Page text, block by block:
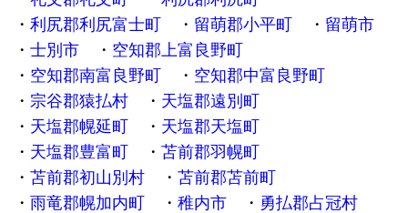
利尻郡利尻富士町
留萌郡小平町
留萌市
士別市
空知郡上富良野町
空知郡南富良野町
空知郡中富良野町
宗谷郡猿払村
天塩郡遠別町
天塩郡幌延町
天塩郡天塩町
天塩郡豊富町
苫前郡羽幌町
苫前郡初山別村
苫前郡苫前町
雨竜郡幌加内町
稚内市 勇払郡占冠村